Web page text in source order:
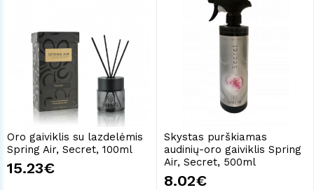
Oro gaiviklis su lazdelėmis
Spring Air, Secret, 100ml
15.23€
Skystas purškiamas
audinių-oro gaiviklis Spring
Air, Secret, 500ml
8.02€